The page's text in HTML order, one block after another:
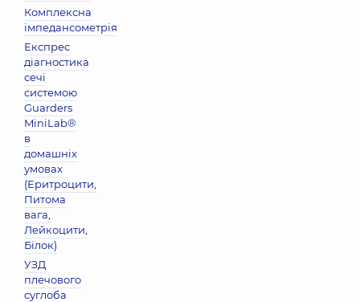
Комплексна
імпедансометрія
Експрес
діагностика
сечі
системою
Guarders
MiniLab®
в
домашніх
умовах
(Еритроцити,
Питома
вага,
Лейкоцити,
Бiлок)
УЗД
плечового
суглоба